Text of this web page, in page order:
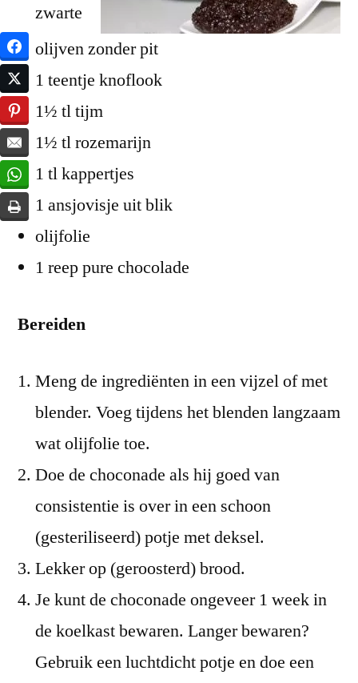
zwarte
olijven zonder pit
1 teentje knoflook
1½ tl tijm
1½ tl rozemarijn
1 tl kappertjes
1 ansjovisje uit blik
olijfolie
1 reep pure chocolade
Bereiden
Meng de ingrediënten in een vijzel of met
blender. Voeg tijdens het blenden langzaam
wat olijfolie toe.
Doe de choconade als hij goed van
consistentie is over in een schoon
(gesteriliseerd) potje met deksel.
Lekker op (geroosterd) brood.
Je kunt de choconade ongeveer 1 week in
de koelkast bewaren. Langer bewaren?
Gebruik een luchtdicht potje en doe een